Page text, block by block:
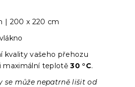
| 200 x 220 cm
kvality vašeho přehozu
maximální teplotě30 °C.
se může nepatrně lišit od